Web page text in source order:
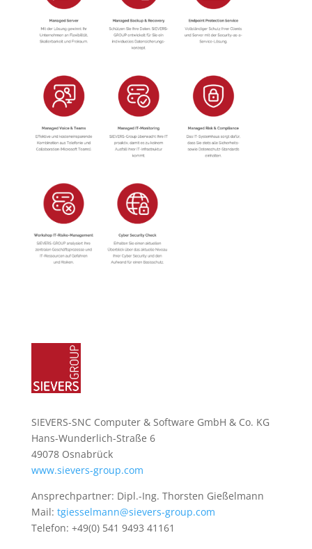
SIEVERS-SNC Computer & Software GmbH & Co. KG
Hans-Wunderlich-Straße 6
49078 Osnabrück
www.sievers-group.com
Ansprechpartner: Dipl.-Ing. Thorsten Gießelmann
Mail: tgiesselmann@sievers-group.com
Telefon: +49(0) 541 9493 41161